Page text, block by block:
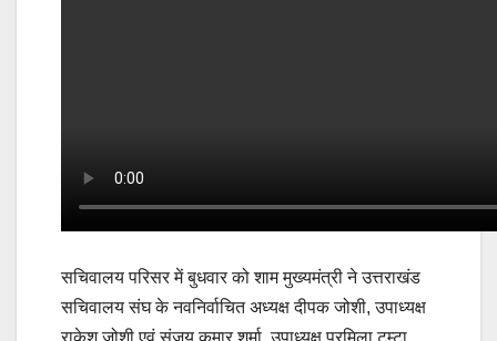
सचिवालय परिसर में बुधवार को शाम मुख्यमंत्री ने उत्तराखंड
सचिवालय संघ के नवनिर्वाचित अध्यक्ष दीपक जोशी, उपाध्यक्ष
राकेश जोशी एवं संजय कुमार शर्मा, उपाध्यक्ष प्रमिला टम्टा,